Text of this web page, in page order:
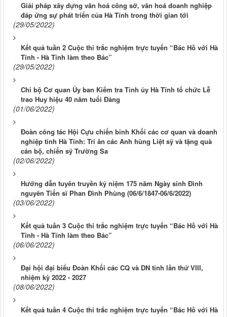
Giải pháp xây dựng văn hoá công sở, văn hoá doanh nghiệp
đáp ứng sự phát triển của Hà Tĩnh trong thời gian tới
(29/05/2022)
Kết quả tuần 2 Cuộc thi trắc nghiệm trực tuyến “Bác Hồ với Hà
Tĩnh - Hà Tĩnh làm theo Bác”
(29/05/2022)
Chi bộ Cơ quan Ủy ban Kiểm tra Tỉnh ủy Hà Tĩnh tổ chức Lễ
trao Huy hiệu 40 năm tuổi Đảng
(01/06/2022)
Đoàn công tác Hội Cựu chiến binh Khối các cơ quan và doanh
nghiệp tỉnh Hà Tĩnh: Tri ân các Anh hùng Liệt sỹ và tặng quà
cán bộ, chiến sỹ Trường Sa
(02/06/2022)
Hướng dẫn tuyên truyền kỷ niệm 175 năm Ngày sinh Đình
nguyên Tiến sĩ Phan Đình Phùng (06/6/1847-06/6/2022)
(03/06/2022)
Kết quả tuần 3 Cuộc thi trắc nghiệm trực tuyến “Bác Hồ với Hà
Tĩnh - Hà Tĩnh làm theo Bác”
(06/06/2022)
Đại hội đại biểu Đoàn Khối các CQ và DN tỉnh lần thứ VIII,
nhiệm kỳ 2022 - 2027
(08/06/2022)
Kết quả tuần 4 Cuộc thi trắc nghiệm trực tuyến “Bác Hồ với Hà